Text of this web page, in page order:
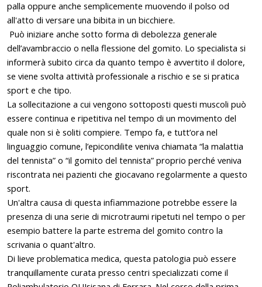
palla oppure anche semplicemente muovendo il polso od
all'atto di versare una bibita in un bicchiere.
Può iniziare anche sotto forma di debolezza generale
dell’avambraccio o nella flessione del gomito. Lo specialista si
informerà subito circa da quanto tempo è avvertito il dolore,
se viene svolta attività professionale a rischio e se si pratica
sport e che tipo.
La sollecitazione a cui vengono sottoposti questi muscoli può
essere continua e ripetitiva nel tempo di un movimento del
quale non si è soliti compiere. Tempo fa, e tutt’ora nel
linguaggio comune, l’epicondilite veniva chiamata “la malattia
del tennista” o “il gomito del tennista” proprio perché veniva
riscontrata nei pazienti che giocavano regolarmente a questo
sport.
Un'altra causa di questa infiammazione potrebbe essere la
presenza di una serie di microtraumi ripetuti nel tempo o per
esempio battere la parte estrema del gomito contro la
scrivania o quant'altro.
Di lieve problematica medica, questa patologia può essere
tranquillamente curata presso centri specializzati come il